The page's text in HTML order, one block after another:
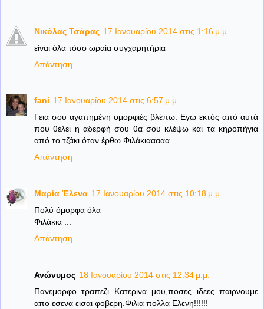
Νικόλας Τσάρας 17 Ιανουαρίου 2014 στις 1:16 μ.μ.
είναι όλα τόσο ωραία συγχαρητήρια
Απάντηση
fani 17 Ιανουαρίου 2014 στις 6:57 μ.μ.
Γεια σου αγαπημένη ομορφιές βλέπω. Εγώ εκτός από αυτά
που θέλει η αδερφή σου θα σου κλέψω και τα κηροπήγια
από το τζάκι όταν έρθω.Φιλάκιααααα
Απάντηση
Μαρία Έλενα 17 Ιανουαρίου 2014 στις 10:18 μ.μ.
Πολύ όμορφα όλα
Φιλάκια ...
Απάντηση
Ανώνυμος 18 Ιανουαρίου 2014 στις 12:34 μ.μ.
Πανεμορφο τραπεζι Κατερινα μου,ποσες ιδεες παιρνουμε
απο εσενα εισαι φοβερη.Φιλια πολλα Ελενη!!!!!!